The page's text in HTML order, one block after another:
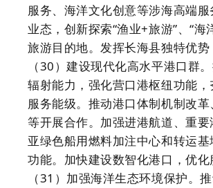
服务、海洋文化创意等涉海高端
业态，创新探索“渔业+旅游”、“
旅游目的地。发挥长海县独特优
（30）建设现代化高水平港口群
辐射能力，强化营口港枢纽功能
服务能级。推动港口体制机制改
等开展合作。加强进港航道、重
亚绿色船用燃料加注中心和转运
功能。加快建设数智化港口，优
（31）加强海洋生态环境保护。